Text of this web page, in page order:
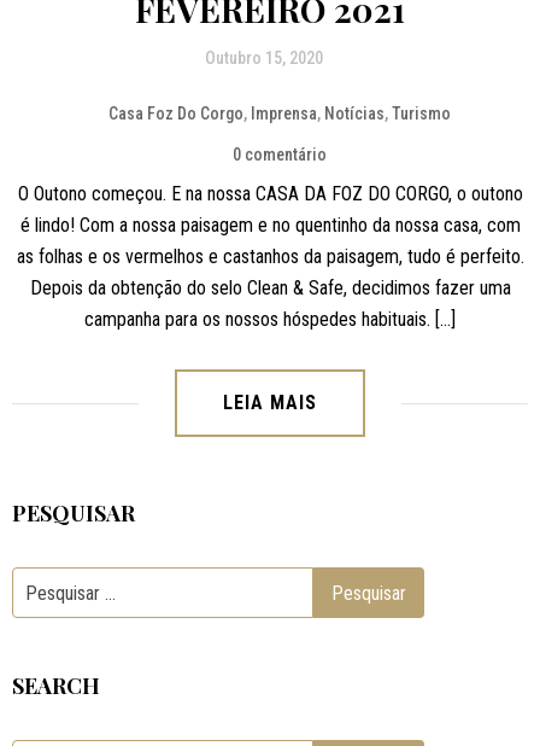
FEVEREIRO 2021
Outubro 15, 2020
Casa Foz Do Corgo, Imprensa, Notícias,Turismo
0 comentário
O Outono começou. E na nossa CASA DA FOZ DO CORGO, o outono
é lindo! Com a nossa paisagem e no quentinho da nossa casa, com
as folhas e os vermelhos e castanhos da paisagem, tudo é perfeito.
Depois da obtenção do selo Clean & Safe, decidimos fazer uma
campanha para os nossos hóspedes habituais. […]
LEIA MAIS
PESQUISAR
SEARCH